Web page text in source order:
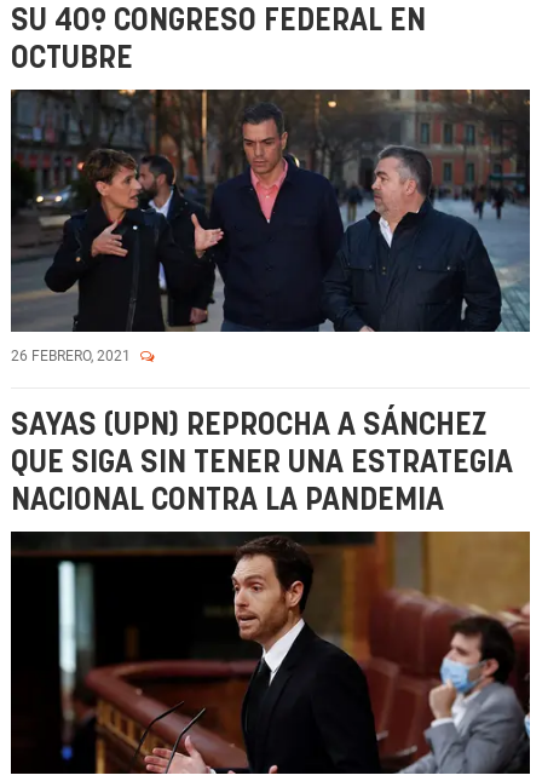
SU 40º CONGRESO FEDERAL EN
OCTUBRE
26 FEBRERO, 2021
SAYAS (UPN) REPROCHA A SÁNCHEZ
QUE SIGA SIN TENER UNA ESTRATEGIA
NACIONAL CONTRA LA PANDEMIA